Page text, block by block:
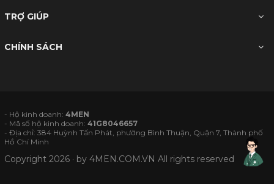
TRỢ GIÚP
CHÍNH SÁCH
- Hộ kinh doanh:4MEN
- Mã số hộ kinh doanh:41G8046657
- Địa chỉ: 384 Huỳnh Tấn Phát, phường Bình Thuận, Quận 7, Thành phố
Hồ Chí Minh
Copyright 2026 · by4MEN.COM.VN All rights reserved